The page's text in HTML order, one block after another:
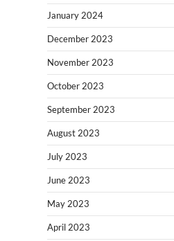
January 2024
December 2023
November 2023
October 2023
September 2023
August 2023
July 2023
June 2023
May 2023
April 2023